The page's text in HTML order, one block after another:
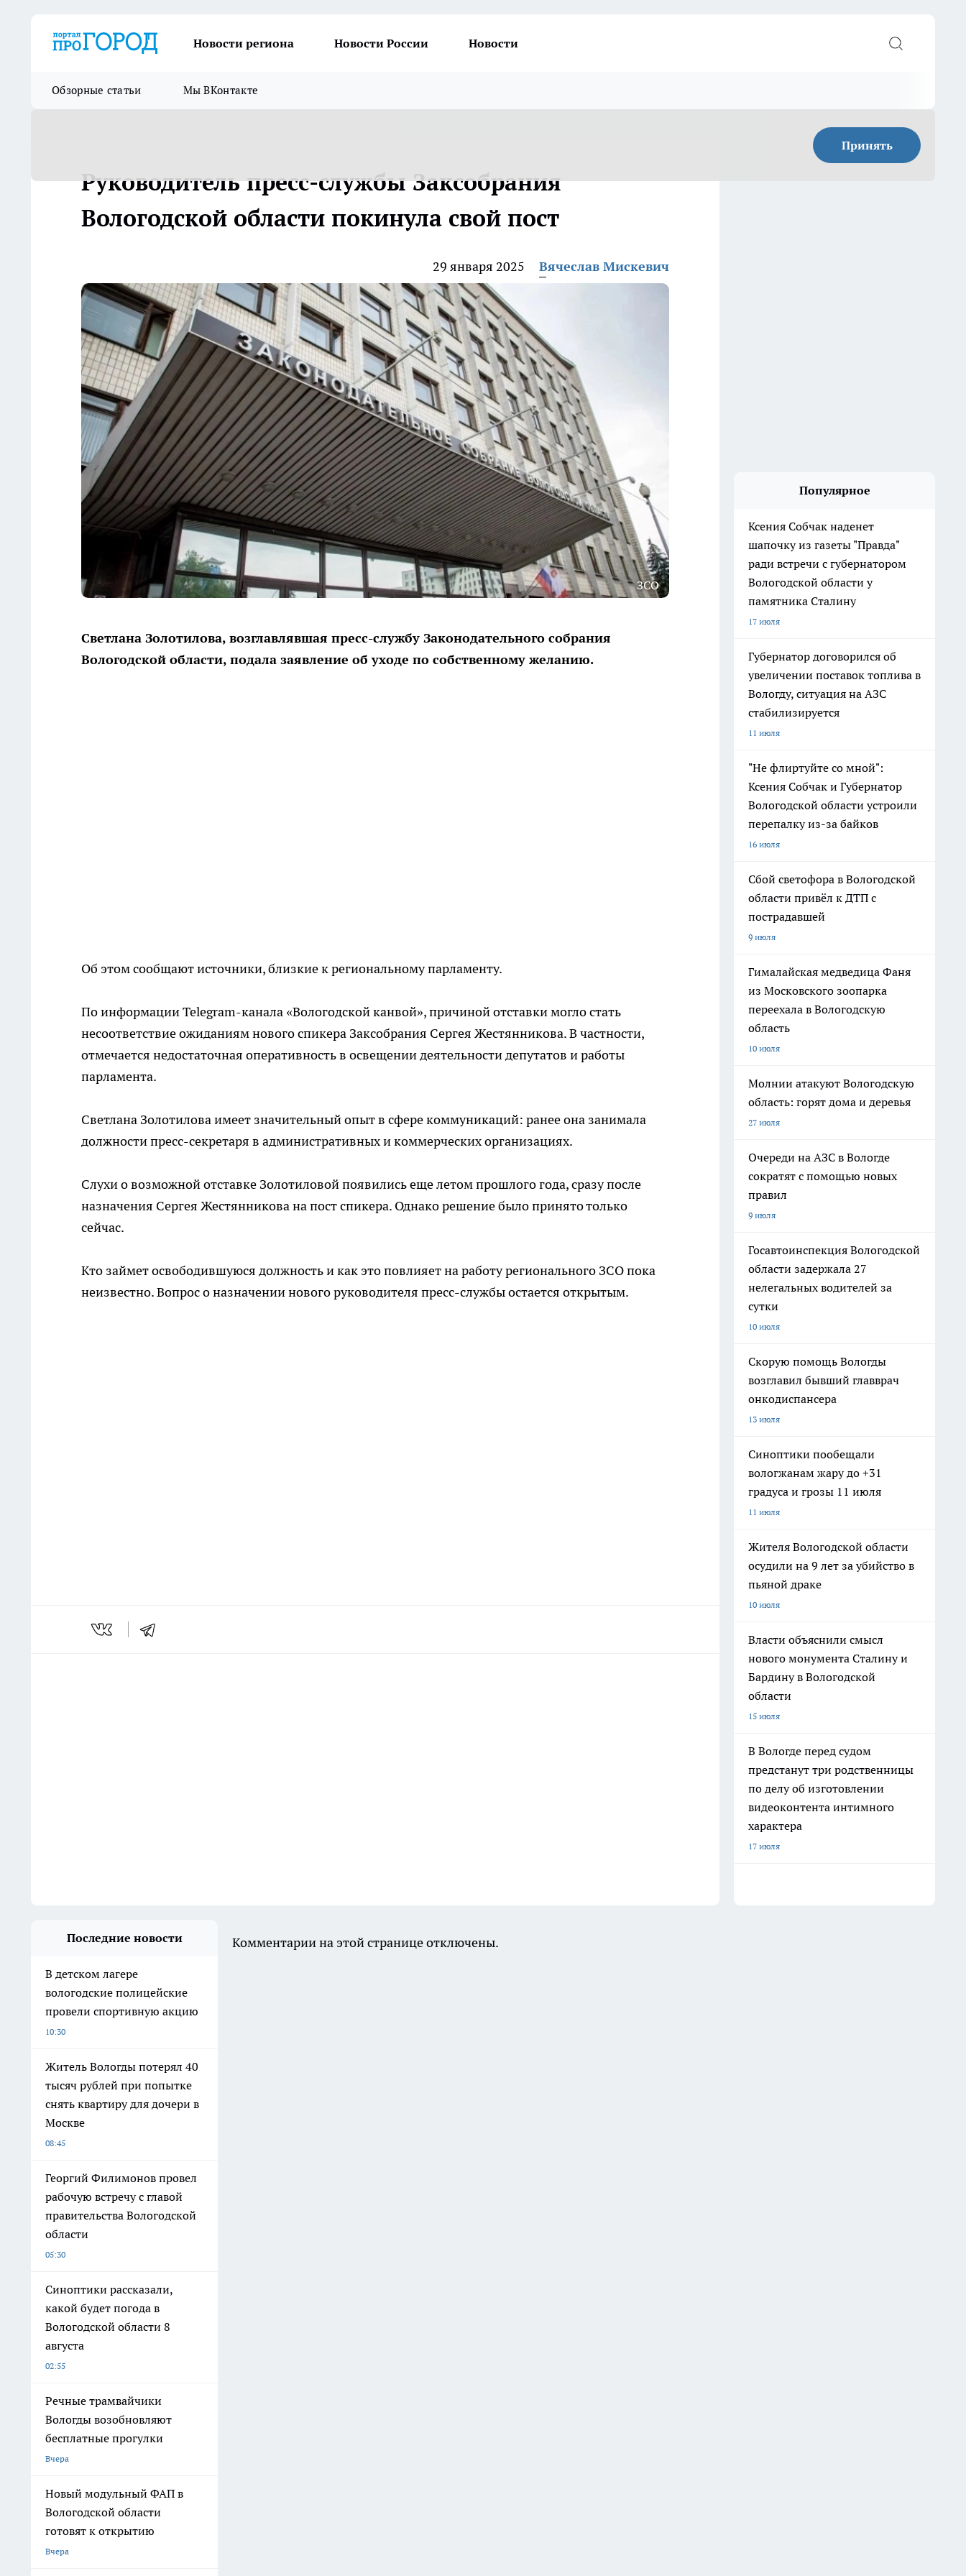
Новости региона Новости России Новости
Обзорные статьи Мы ВКонтакте
Принять
Руководитель пресс-службы Заксобрания
Вологодской области покинула свой пост
29 января 2025 Вячеслав Мискевич
ЗСО
Светлана Золотилова, возглавлявшая пресс-службу Законодательного собрания
Вологодской области, подала заявление об уходе по собственному желанию.
Об этом сообщают источники, близкие к региональному парламенту.
По информации Telegram-канала «Вологодской канвой», причиной отставки могло стать
несоответствие ожиданиям нового спикера Заксобрания Сергея Жестянникова. В частности,
отмечается недостаточная оперативность в освещении деятельности депутатов и работы
парламента.
Светлана Золотилова имеет значительный опыт в сфере коммуникаций: ранее она занимала
должности пресс-секретаря в административных и коммерческих организациях.
Слухи о возможной отставке Золотиловой появились еще летом прошлого года, сразу после
назначения Сергея Жестянникова на пост спикера. Однако решение было принято только
сейчас.
Кто займет освободившуюся должность и как это повлияет на работу регионального ЗСО пока
неизвестно. Вопрос о назначении нового руководителя пресс-службы остается открытым.
Популярное
Ксения Собчак наденет
шапочку из газеты "Правда"
ради встречи с губернатором
Вологодской области у
памятника Сталину
17 июля
Губернатор договорился об
увеличении поставок топлива в
Вологду, ситуация на АЗС
стабилизируется
11 июля
"Не флиртуйте со мной":
Ксения Собчак и Губернатор
Вологодской области устроили
перепалку из-за байков
16 июля
Сбой светофора в Вологодской
области привёл к ДТП с
пострадавшей
9 июля
Гималайская медведица Фаня
из Московского зоопарка
переехала в Вологодскую
область
10 июля
Молнии атакуют Вологодскую
область: горят дома и деревья
27 июля
Очереди на АЗС в Вологде
сократят с помощью новых
правил
9 июля
Госавтоинспекция Вологодской
области задержала 27
нелегальных водителей за
сутки
10 июля
Скорую помощь Вологды
возглавил бывший главврач
онкодиспансера
13 июля
Синоптики пообещали
вологжанам жару до +31
градуса и грозы 11 июля
11 июля
Жителя Вологодской области
осудили на 9 лет за убийство в
пьяной драке
10 июля
Власти объяснили смысл
нового монумента Сталину и
Бардину в Вологодской
области
15 июля
В Вологде перед судом
предстанут три родственницы
по делу об изготовлении
видеоконтента интимного
характера
17 июля
Последние новости
В детском лагере
вологодские полицейские
провели спортивную акцию
10:30
Житель Вологды потерял 40
тысяч рублей при попытке
снять квартиру для дочери в
Москве
08:45
Георгий Филимонов провел
рабочую встречу с главой
правительства Вологодской
области
05:30
Синоптики рассказали,
какой будет погода в
Вологодской области 8
августа
02:55
Речные трамвайчики
Вологды возобновляют
бесплатные прогулки
Вчера
Новый модульный ФАП в
Вологодской области
готовят к открытию
Вчера
Комментарии на этой странице отключены.